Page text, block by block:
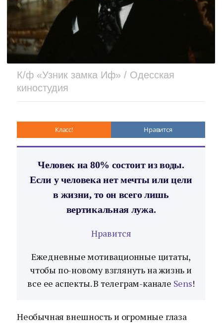
К/ф «Узник замка Иф» / Одесская
киностудия
Класс! Нравится
Человек на 80% состоит из воды.
Если у человека нет мечты или цели
в жизни, то он всего лишь
вертикальная лужа.
Нравится
Ежедневные мотивационные цитаты,
чтобы по-новому взглянуть на жизнь и
все ее аспекты. В телеграм-канале Sens!
Необычная внешность и огромные глаза